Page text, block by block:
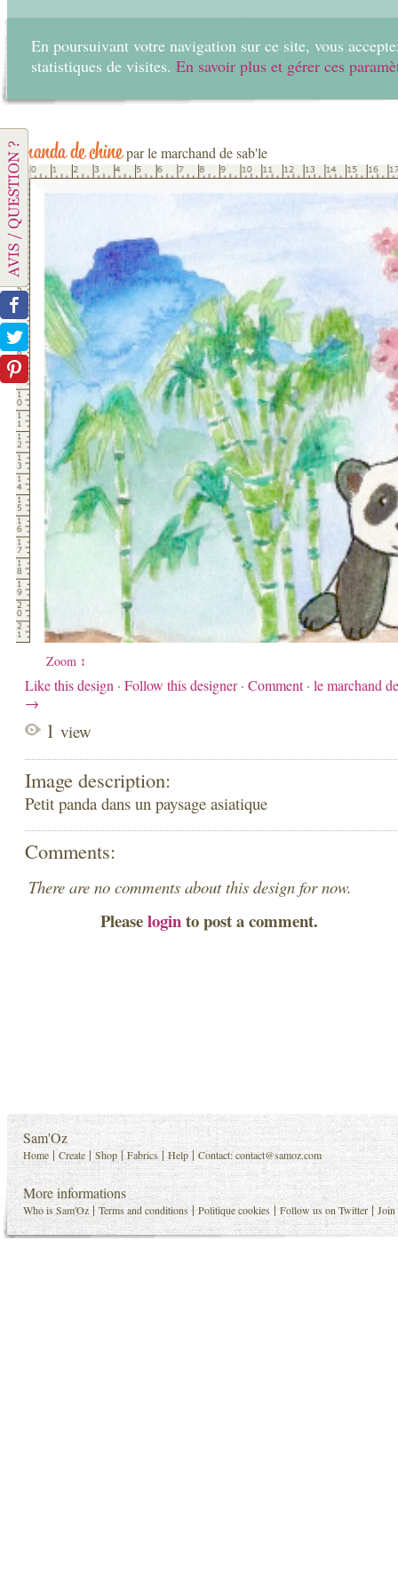
En poursuivant votre navigation sur ce site, vous
statistiques de visites. En savoir plus et gérer ces
panda de chine par le marchand de sab'le
Zoom ↕
Like this design · Follow this designer· Comment· le marchand
→
1 view
Image description:
Petit panda dans un paysage asiatique
Comments:
There are no comments about this design for now.
Pleaseloginto post a comment.
Sam'Oz
Home |Create |Shop |Fabrics |Help |Contact:contact@samoz.com
More informations
Who is Sam'Oz |Terms and conditions |Politique cookies |Follow us on Twitter |Join